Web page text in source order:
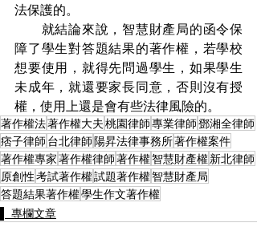
法保護的。
就結論來說，智慧財產局的函令保
障了學生對答題結果的著作權，若學校
想要使用，就得先問過學生，如果學生
未成年，就還要家長同意，否則沒有授
權，使用上還是會有些法律風險的。
著作權法著作權大夫桃園律師專業律師鄧湘全律師
痞子律師 台北律師陽昇法律事務所著作權案件
著作權專家著作權律師著作權智慧財產權新北律師
原創性考試著作權試題著作權智慧財產局
答題結果著作權學生作文著作權
▌ 專欄文章